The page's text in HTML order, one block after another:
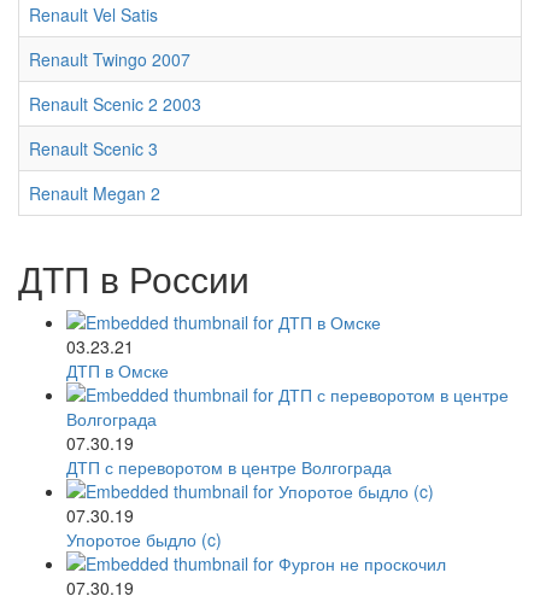
Renault Vel Satis
Renault Twingo 2007
Renault Scenic 2 2003
Renault Scenic 3
Renault Megan 2
ДТП в России
03.23.21
ДТП в Омске
07.30.19
ДТП с переворотом в центре Волгограда
07.30.19
Упоротое быдло (c)
07.30.19